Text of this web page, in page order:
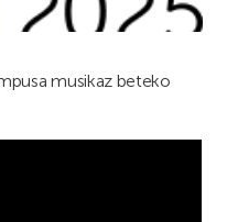
musikaz beteko